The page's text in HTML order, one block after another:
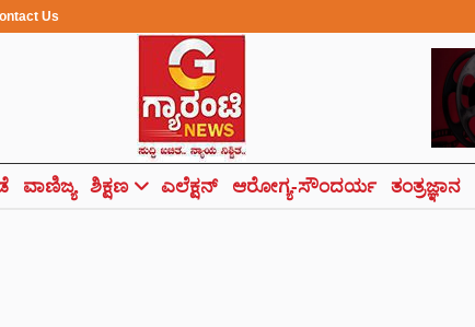
Us
ವಾಣಿಜ್ಯ ಶಿಕ್ಷಣ ಎಲೆಕ್ಷನ್ ಆರೋಗ್ಯ-ಸೌಂದರ್ಯ ತಂತ್ರಜ್ಞಾನ